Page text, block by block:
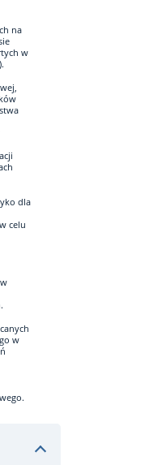
na
w
dla
celu
w